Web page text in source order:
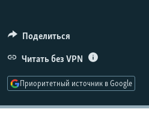
ПОДПИШИТЕСЬ НА РАССЫЛКУ
СОЦИАЛЬНЫЕ СЕТИ
Поделиться
Читать без VPN
Приоритетный источник в Google